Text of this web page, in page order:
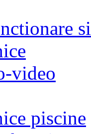
video
piscine